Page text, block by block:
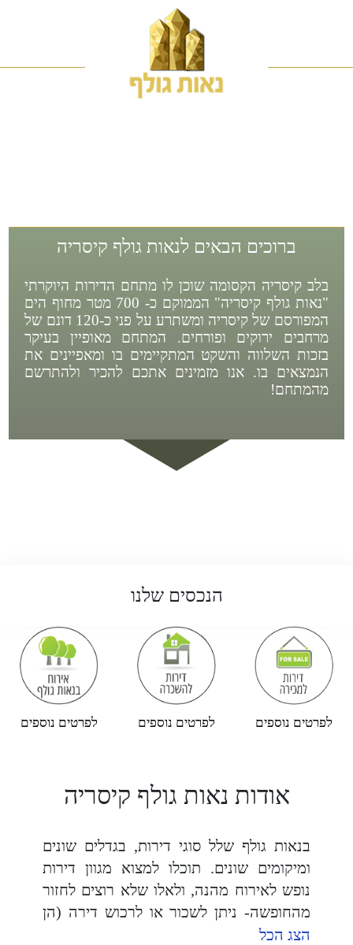
ברוכים הבאים לנאות גולף קיסריה
בלב קיסריה הקסומה שוכן לו מתחם הדירות היוקרתי
"נאות גולף קיסריה" הממוקם כ- 700 מטר מחוף הים
המפורסם של קיסריה ומשתרע על פני כ-120 דונם של
מרחבים ירוקים ופורחים. המתחם מאופיין בעיקר
בזכות השלווה והשקט המתקיימים בו ומאפיינים את
הנמצאים בו. אנו מזמינים אתכם להכיר ולהתרשם
מהמתחם!
הנכסים שלנו
לפרטים נוספים לפרטים נוספים לפרטים נוספים
אודות נאות גולף קיסריה
בנאות גולף שלל סוגי דירות, בגדלים שונים
ומיקומים שונים. תוכלו למצוא מגוון דירות
נופש לאירוח מהנה, ולאלו שלא רוצים לחזור
מהחופשה- ניתן לשכור או לרכוש דירה (הן
למגורים והן להשקעה עם תשואה גבוהה)
הצג הכל